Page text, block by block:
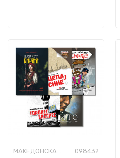
МАКЕДОНСКА КНИЖЕВНОСТ 098432